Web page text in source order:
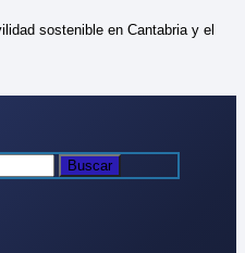
sostenible en Cantabria y el